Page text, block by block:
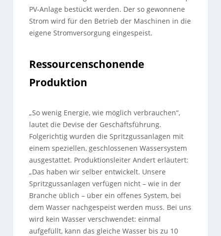
PV-Anlage bestückt werden. Der so gewonnene
Strom wird für den Betrieb der Maschinen in die
eigene Stromversorgung eingespeist.
Ressourcenschonende
Produktion
„So wenig Energie, wie möglich verbrauchen“,
lautet die Devise der Geschäftsführung.
Folgerichtig wurden die Spritzgussanlagen mit
einem speziellen, geschlossenen Wassersystem
ausgestattet. Produktionsleiter Andert erläutert:
„Das haben wir selber entwickelt. Unsere
Spritzgussanlagen verfügen nicht – wie in der
Branche üblich – über ein offenes System, bei
dem Wasser nachgespeist werden muss. Bei uns
wird kein Wasser verschwendet: einmal
aufgefüllt, kann das gleiche Wasser bis zu 10